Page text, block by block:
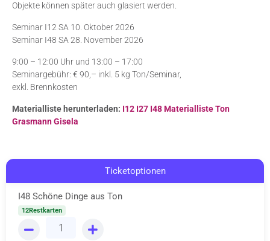
Objekte können später auch glasiert werden.
Seminar I12 SA 10. Oktober 2026
Seminar I48 SA 28. November 2026
9:00 – 12:00 Uhr und 13:00 – 17:00
Seminargebühr: € 90,– inkl. 5 kg Ton/Seminar,
exkl. Brennkosten
Materialliste herunterladen: I12 I27 I48 Materialliste Ton
Grasmann Gisela
Ticketoptionen
I48 Schöne Dinge aus Ton
12Restkarten